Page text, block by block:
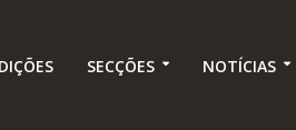
SECÇÕES NOTÍCIAS